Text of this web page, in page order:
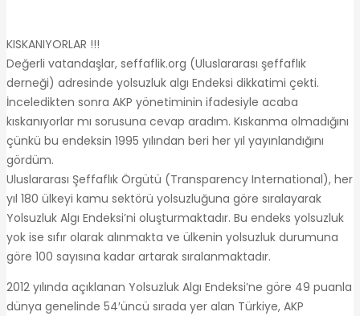
KISKANIYORLAR !!!
Değerli vatandaşlar, seffaflik.org (Uluslararası şeffaflık
derneği) adresinde yolsuzluk algı Endeksi dikkatimi çekti.
İnceledikten sonra AKP yönetiminin ifadesiyle acaba
kıskanıyorlar mı sorusuna cevap aradım. Kıskanma olmadığını
çünkü bu endeksin 1995 yılından beri her yıl yayınlandığını
gördüm.
Uluslararası Şeffaflık Örgütü (Transparency International), her
yıl 180 ülkeyi kamu sektörü yolsuzluğuna göre sıralayarak
Yolsuzluk Algı Endeksi’ni oluşturmaktadır. Bu endeks yolsuzluk
yok ise sıfır olarak alınmakta ve ülkenin yolsuzluk durumuna
göre 100 sayısına kadar artarak sıralanmaktadır.
2012 yılında açıklanan Yolsuzluk Algı Endeksi’ne göre 49 puanla
dünya genelinde 54′üncü sırada yer alan Türkiye, AKP